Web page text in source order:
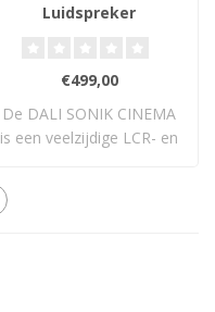
Luidspreker
€499,00
De DALI SONIK CINEMA
is een veelzijdige LCR- en